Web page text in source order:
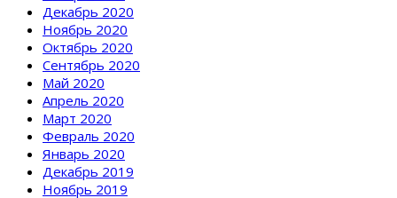
Декабрь 2020
Ноябрь 2020
Октябрь 2020
Сентябрь 2020
Май 2020
Апрель 2020
Март 2020
Февраль 2020
Январь 2020
Декабрь 2019
Ноябрь 2019